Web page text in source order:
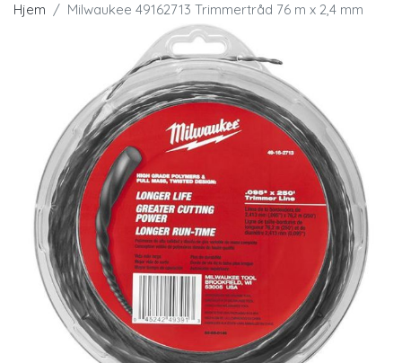
Hjem Milwaukee 49162713 Trimmertråd 76 m x 2,4 mm